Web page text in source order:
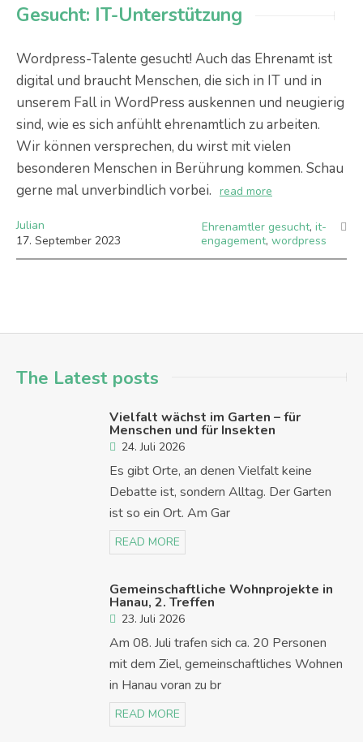
Gesucht: IT-Unterstützung
Wordpress-Talente gesucht! Auch das Ehrenamt ist
digital und braucht Menschen, die sich in IT und in
unserem Fall in WordPress auskennen und neugierig
sind, wie es sich anfühlt ehrenamtlich zu arbeiten.
Wir können versprechen, du wirst mit vielen
besonderen Menschen in Berührung kommen. Schau
gerne mal unverbindlich vorbei. read more
Julian
17. September 2023
Ehrenamtler gesucht, it-
engagement, wordpress
The Latest posts
Vielfalt wächst im Garten – für
Menschen und für Insekten
24. Juli 2026
Es gibt Orte, an denen Vielfalt keine
Debatte ist, sondern Alltag. Der Garten
ist so ein Ort. Am Gar
READ MORE
Gemeinschaftliche Wohnprojekte in
Hanau, 2. Treffen
23. Juli 2026
Am 08. Juli trafen sich ca. 20 Personen
mit dem Ziel, gemeinschaftliches Wohnen
in Hanau voran zu br
READ MORE